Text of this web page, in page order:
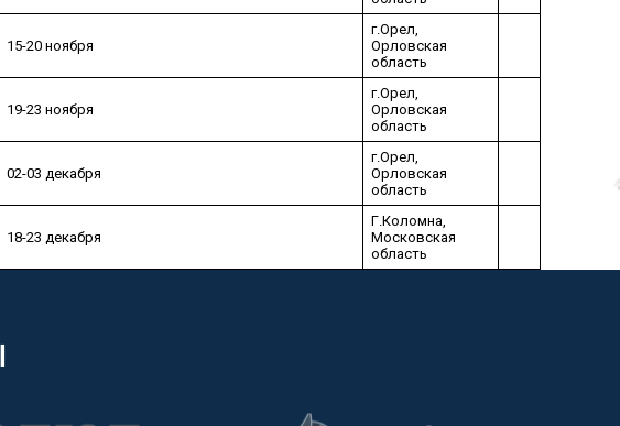
15-20 ноября
г.​Орел,
Орловская
область
19-23 ноября
г.​Орел,
Орловская
область
02-03 декабря
г.​Орел,
Орловская
область
18-23 декабря
Г.Коломна,
Московская
область